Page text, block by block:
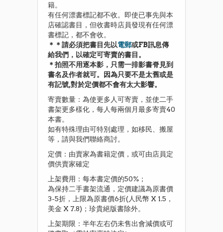
籍。
有任何漂書標記都不收。即使已事先與本
店確認書目，但收書時店員發現有任何漂
書標記，都不會收。
＊＊請必須把書目先以電郵或FB訊息傳
給我們，以確定可寄賣的書目。
＊拍照不用逐本影，只需一排影書脊見到
書名及作者就可。因為只要不是太舊或是
有記號,對於定價都不會有太大影響。
寄賣數量：為使更多人可寄賣，並使二手
書架更多樣化，每人每兩個月最多寄賣40
本書。
如有特殊理由可特別處理，如移民、搬屋
等，請與我們聯絡商討。
定價：由賣家為書籍定價，或可由店員定
價供賣家確定
上架費用：每本書定價的50%；
為保持二手書架流通，定價建議為原書價
3-5折，上限為原書價6折(人民幣 X 1.5，
美金 X 7.8)；珍貴絕版書除外。
上架期限：半年左右仍未售出會減價或可